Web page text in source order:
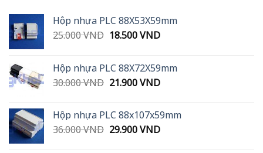
Hộp nhựa PLC 88X53X59mm
25.000VND Original
25.000 VND.
18.500VNDCurrent
18.500 VND.
Hộp nhựa PLC 88X72X59mm
30.000VND Original
30.000 VND.
21.900VNDCurrent
21.900 VND.
Hộp nhựa PLC 88x107x59mm
36.000VND Original
29.900VNDCurrent